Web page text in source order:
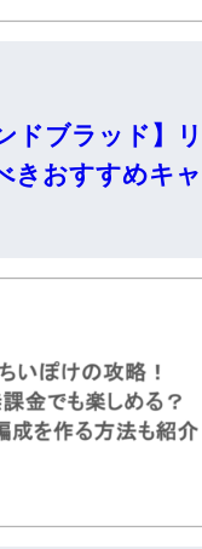
ドブラッド】
きおすすめキ